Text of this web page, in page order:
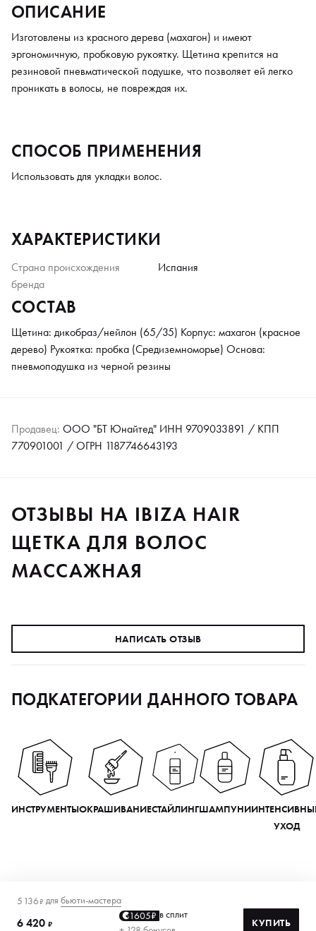
ОПИСАНИЕ
Изготовлены из красного дерева (махагон) и имеют
эргономичную, пробковую рукоятку. Щетина крепится на
резиновой пневматической подушке, что позволяет ей легко
проникать в волосы, не повреждая их.
СПОСОБ ПРИМЕНЕНИЯ
Использовать для укладки волос.
ХАРАКТЕРИСТИКИ
Страна происхождения
бренда
Испания
СОСТАВ
Щетина: дикобраз/нейлон (65/35) Корпус: махагон (красное
дерево) Рукоятка: пробка (Средиземноморье) Основа:
пневмоподушка из черной резины
Продавец: ООО "БТ Юнайтед" ИНН 9709033891 / КПП
770901001 / ОГРН 1187746643193
ОТЗЫВЫ НА IBIZA HAIR
ЩЕТКА ДЛЯ ВОЛОС
МАССАЖНАЯ
НАПИСАТЬ ОТЗЫВ
ПОДКАТЕГОРИИ ДАННОГО ТОВАРА
ИНСТРУМЕНТЫОКРАШИВАНИЕСТАЙЛИНГШАМПУНИ
УХОД
5 136₽ для бьюти-мастера
6 420 ₽
1605₽ в сплит
КУПИТЬ